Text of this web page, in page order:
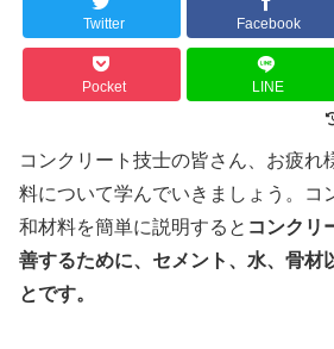
Twitter Facebook
Pocket LINE
コンクリート技士の皆さん、お疲れ
料について学んでいきましょう。コ
和材料を簡単に説明すると コンクリ
善するために、セメント、水、骨材
とです。